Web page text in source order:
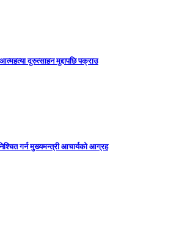
दुरुत्साहन मुद्दापछि पक्राउ
गर्न मुख्यमन्त्री आचार्यको आग्रह